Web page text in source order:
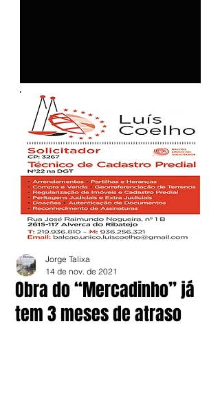
Obra do “Mercadinho” já
tem 3 meses de atraso
Jorge Talixa
14 de nov. de 2021